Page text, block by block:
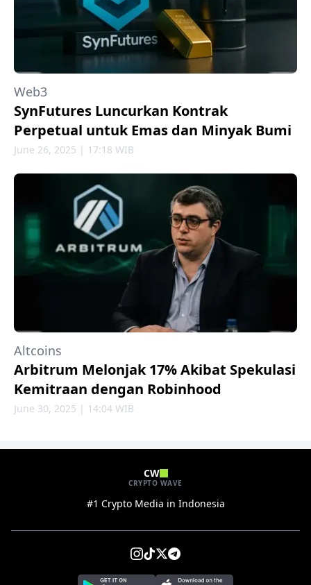
Web3
SynFutures Luncurkan Kontrak
Perpetual untuk Emas dan Minyak Bumi
June 26, 2025 | 17:18 WIB
Altcoins
Arbitrum Melonjak 17% Akibat Spekulasi
Kemitraan dengan Robinhood
June 30, 2025 | 14:04 WIB
CW
CRYPTO WAVE
#1 Crypto Media in Indonesia